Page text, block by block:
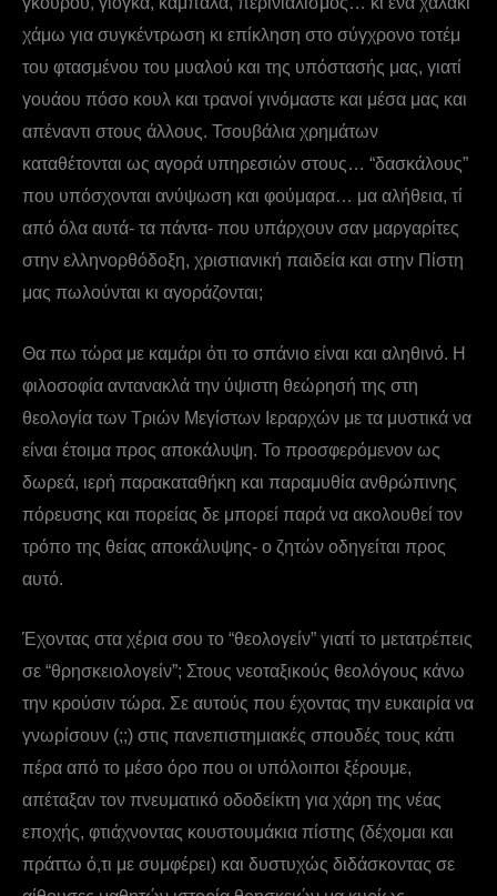
χάμω για συγκέντρωση κι επίκληση στο σύγχρονο τοτέμ
του φτασμένου του μυαλού και της υπόστασής μας, γιατί
γουάου πόσο κουλ και τρανοί γινόμαστε και μέσα μας και
απέναντι στους άλλους. Τσουβάλια χρημάτων
καταθέτονται ως αγορά υπηρεσιών στους… “δασκάλους”
που υπόσχονται ανύψωση και φούμαρα… μα αλήθεια, τί
από όλα αυτά- τα πάντα- που υπάρχουν σαν μαργαρίτες
στην ελληνορθόδοξη, χριστιανική παιδεία και στην Πίστη
μας πωλούνται κι αγοράζονται;
Θα πω τώρα με καμάρι ότι το σπάνιο είναι και αληθινό. Η
φιλοσοφία αντανακλά την ύψιστη θεώρησή της στη
θεολογία των Τριών Μεγίστων Ιεραρχών με τα μυστικά να
είναι έτοιμα προς αποκάλυψη. Το προσφερόμενον ως
δωρεά, ιερή παρακαταθήκη και παραμυθία ανθρώπινης
πόρευσης και πορείας δε μπορεί παρά να ακολουθεί τον
τρόπο της θείας αποκάλυψης- ο ζητών οδηγείται προς
αυτό.
Έχοντας στα χέρια σου το “θεολογείν” γιατί το μετατρέπεις
σε “θρησκειολογείν”; Στους νεοταξικούς θεολόγους κάνω
την κρούσιν τώρα. Σε αυτούς που έχοντας την ευκαιρία να
γνωρίσουν (;;) στις πανεπιστημιακές σπουδές τους κάτι
πέρα από το μέσο όρο που οι υπόλοιποι ξέρουμε,
απέταξαν τον πνευματικό οδοδείκτη για χάρη της νέας
εποχής, φτιάχνοντας κουστουμάκια πίστης (δέχομαι και
πράττω ό,τι με συμφέρει) και δυστυχώς διδάσκοντας σε